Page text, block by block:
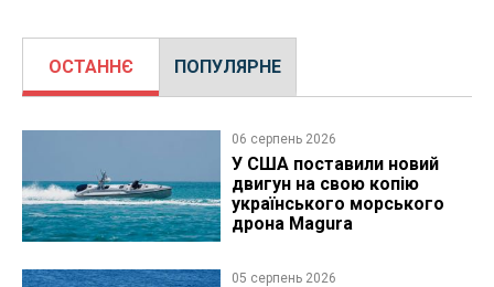
ОСТАННЄ ПОПУЛЯРНЕ
06 серпень 2026
У США поставили новий
двигун на свою копію
українського морського
дрона Magura
05 серпень 2026